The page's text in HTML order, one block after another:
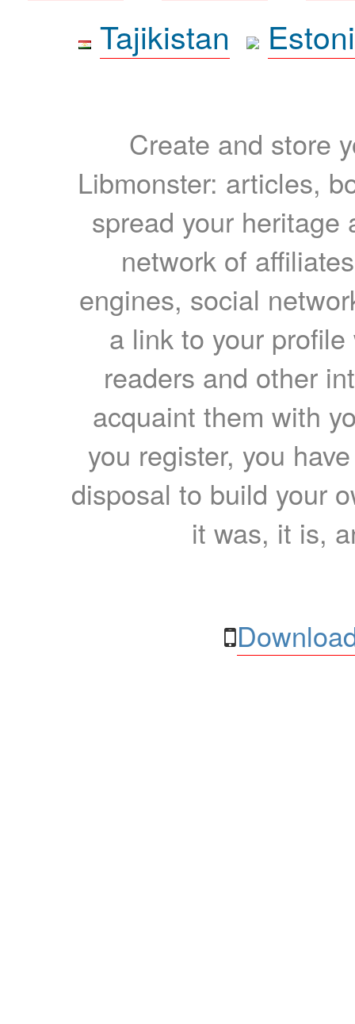
Tajikistan
Create and store
Libmonster: articles,
spread your heritage
network of
engines, social
a link to your
readers and other
acquaint them with
you register, you
disposal to build your
it was, it is,